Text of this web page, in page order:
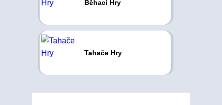
Běhací Hry
Tahače Hry